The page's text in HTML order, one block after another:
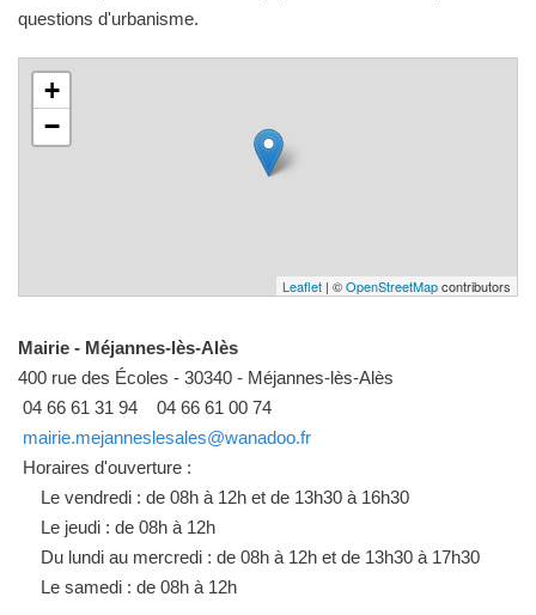
questions d'urbanisme.
+
−
Leaflet | ©OpenStreetMapcontributors
Mairie - Méjannes-lès-Alès
400 rue des Écoles - 30340 - Méjannes-lès-Alès
04 66 61 31 94
04 66 61 00 74
mairie.mejanneslesales@wanadoo.fr
Horaires d'ouverture :
Le vendredi : de 08h à 12h et de 13h30 à 16h30
Le jeudi : de 08h à 12h
Du lundi au mercredi : de 08h à 12h et de 13h30 à 17h30
Le samedi : de 08h à 12h